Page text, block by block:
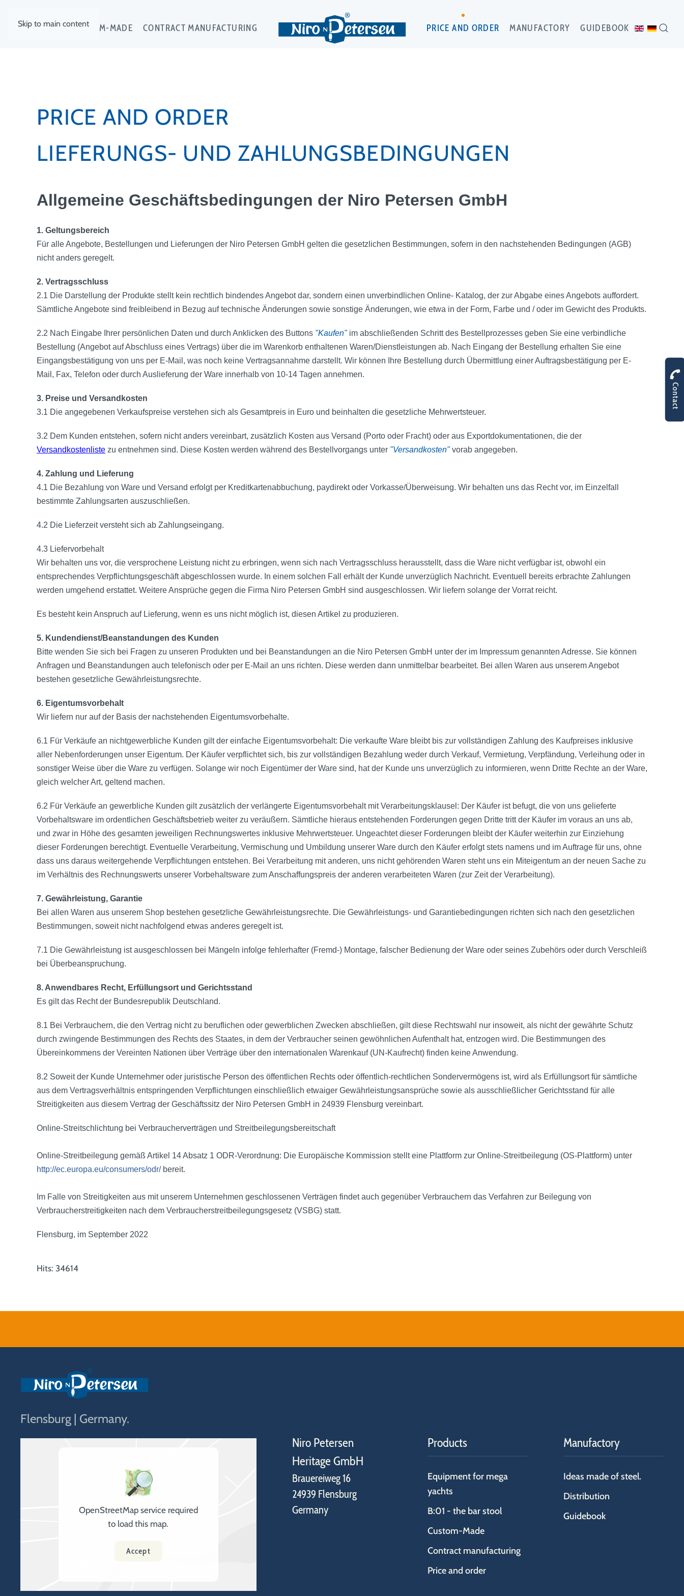
Skip to main content
EXCLUSIVE CUSTOM-MADE CONTRACT MANUFACTURING PRICE AND ORDER MANUFACTORY GUIDEBOOK
PRICE AND ORDER
LIEFERUNGS- UND ZAHLUNGSBEDINGUNGEN
Allgemeine Geschäftsbedingungen der Niro Petersen GmbH
1. Geltungsbereich
Für alle Angebote, Bestellungen und Lieferungen der Niro Petersen GmbH gelten die gesetzlichen Bestimmungen, sofern in den nachstehenden Bedingungen (AGB)
nicht anders geregelt.
2. Vertragsschluss
2.1 Die Darstellung der Produkte stellt kein rechtlich bindendes Angebot dar, sondern einen unverbindlichen Online- Katalog, der zur Abgabe eines Angebots auffordert.
Sämtliche Angebote sind freibleibend in Bezug auf technische Änderungen sowie sonstige Änderungen, wie etwa in der Form, Farbe und / oder im Gewicht des Produkts.
2.2 Nach Eingabe Ihrer persönlichen Daten und durch Anklicken des Buttons "Kaufen"im abschließenden Schritt des Bestellprozesses geben Sie eine verbindliche
Bestellung (Angebot auf Abschluss eines Vertrags) über die im Warenkorb enthaltenen Waren/Dienstleistungen ab. Nach Eingang der Bestellung erhalten Sie eine
Eingangsbestätigung von uns per E-Mail, was noch keine Vertragsannahme darstellt. Wir können Ihre Bestellung durch Übermittlung einer Auftragsbestätigung per E-
Mail, Fax, Telefon oder durch Auslieferung der Ware innerhalb von 10-14 Tagen annehmen.
3. Preise und Versandkosten
3.1 Die angegebenen Verkaufspreise verstehen sich als Gesamtpreis in Euro und beinhalten die gesetzliche Mehrwertsteuer.
3.2 Dem Kunden entstehen, sofern nicht anders vereinbart, zusätzlich Kosten aus Versand (Porto oder Fracht) oder aus Exportdokumentationen, die der
Versandkostenliste zu entnehmen sind. Diese Kosten werden während des Bestellvorgangs unter "Versandkosten"vorab angegeben.
4. Zahlung und Lieferung
4.1 Die Bezahlung von Ware und Versand erfolgt per Kreditkartenabbuchung, paydirekt oder Vorkasse/Überweisung. Wir behalten uns das Recht vor, im Einzelfall
bestimmte Zahlungsarten auszuschließen.
4.2 Die Lieferzeit versteht sich ab Zahlungseingang.
4.3 Liefervorbehalt
Wir behalten uns vor, die versprochene Leistung nicht zu erbringen, wenn sich nach Vertragsschluss herausstellt, dass die Ware nicht verfügbar ist, obwohl ein
entsprechendes Verpflichtungsgeschäft abgeschlossen wurde. In einem solchen Fall erhält der Kunde unverzüglich Nachricht. Eventuell bereits erbrachte Zahlungen
werden umgehend erstattet. Weitere Ansprüche gegen die Firma Niro Petersen GmbH sind ausgeschlossen. Wir liefern solange der Vorrat reicht.
Es besteht kein Anspruch auf Lieferung, wenn es uns nicht möglich ist, diesen Artikel zu produzieren.
5. Kundendienst/Beanstandungen des Kunden
Bitte wenden Sie sich bei Fragen zu unseren Produkten und bei Beanstandungen an die Niro Petersen GmbH unter der im Impressum genannten Adresse. Sie können
Anfragen und Beanstandungen auch telefonisch oder per E-Mail an uns richten. Diese werden dann unmittelbar bearbeitet. Bei allen Waren aus unserem Angebot
bestehen gesetzliche Gewährleistungsrechte.
6. Eigentumsvorbehalt
Wir liefern nur auf der Basis der nachstehenden Eigentumsvorbehalte.
6.1 Für Verkäufe an nichtgewerbliche Kunden gilt der einfache Eigentumsvorbehalt: Die verkaufte Ware bleibt bis zur vollständigen Zahlung des Kaufpreises inklusive
aller Nebenforderungen unser Eigentum. Der Käufer verpflichtet sich, bis zur vollständigen Bezahlung weder durch Verkauf, Vermietung, Verpfändung, Verleihung oder in
sonstiger Weise über die Ware zu verfügen. Solange wir noch Eigentümer der Ware sind, hat der Kunde uns unverzüglich zu informieren, wenn Dritte Rechte an der Ware,
gleich welcher Art, geltend machen.
6.2 Für Verkäufe an gewerbliche Kunden gilt zusätzlich der verlängerte Eigentumsvorbehalt mit Verarbeitungsklausel: Der Käufer ist befugt, die von uns gelieferte
Vorbehaltsware im ordentlichen Geschäftsbetrieb weiter zu veräußern. Sämtliche hieraus entstehenden Forderungen gegen Dritte tritt der Käufer im voraus an uns ab,
und zwar in Höhe des gesamten jeweiligen Rechnungswertes inklusive Mehrwertsteuer. Ungeachtet dieser Forderungen bleibt der Käufer weiterhin zur Einziehung
dieser Forderungen berechtigt. Eventuelle Verarbeitung, Vermischung und Umbildung unserer Ware durch den Käufer erfolgt stets namens und im Auftrage für uns, ohne
dass uns daraus weitergehende Verpflichtungen entstehen. Bei Verarbeitung mit anderen, uns nicht gehörenden Waren steht uns ein Miteigentum an der neuen Sache zu
im Verhältnis des Rechnungswerts unserer Vorbehaltsware zum Anschaffungspreis der anderen verarbeiteten Waren (zur Zeit der Verarbeitung).
7. Gewährleistung, Garantie
Bei allen Waren aus unserem Shop bestehen gesetzliche Gewährleistungsrechte. Die Gewährleistungs- und Garantiebedingungen richten sich nach den gesetzlichen
Bestimmungen, soweit nicht nachfolgend etwas anderes geregelt ist.
7.1 Die Gewährleistung ist ausgeschlossen bei Mängeln infolge fehlerhafter (Fremd-) Montage, falscher Bedienung der Ware oder seines Zubehörs oder durch Verschleiß
bei Überbeanspruchung.
8. Anwendbares Recht, Erfüllungsort und Gerichtsstand
Es gilt das Recht der Bundesrepublik Deutschland.
8.1 Bei Verbrauchern, die den Vertrag nicht zu beruflichen oder gewerblichen Zwecken abschließen, gilt diese Rechtswahl nur insoweit, als nicht der gewährte Schutz
durch zwingende Bestimmungen des Rechts des Staates, in dem der Verbraucher seinen gewöhnlichen Aufenthalt hat, entzogen wird. Die Bestimmungen des
Übereinkommens der Vereinten Nationen über Verträge über den internationalen Warenkauf (UN-Kaufrecht) finden keine Anwendung.
8.2 Soweit der Kunde Unternehmer oder juristische Person des öffentlichen Rechts oder öffentlich-rechtlichen Sondervermögens ist, wird als Erfüllungsort für sämtliche
aus dem Vertragsverhältnis entspringenden Verpflichtungen einschließlich etwaiger Gewährleistungsansprüche sowie als ausschließlicher Gerichtsstand für alle
Streitigkeiten aus diesem Vertrag der Geschäftssitz der Niro Petersen GmbH in 24939 Flensburg vereinbart.
Online-Streitschlichtung bei Verbraucherverträgen und Streitbeilegungsbereitschaft
Online-Streitbeilegung gemäß Artikel 14 Absatz 1 ODR-Verordnung: Die Europäische Kommission stellt eine Plattform zur Online-Streitbeilegung (OS-Plattform) unter
http://ec.europa.eu/consumers/odr/bereit.
Im Falle von Streitigkeiten aus mit unserem Unternehmen geschlossenen Verträgen findet auch gegenüber Verbrauchern das Verfahren zur Beilegung von
Verbraucherstreitigkeiten nach dem Verbraucherstreitbeilegungsgesetz (VSBG) statt.
Flensburg, im September 2022
Hits: 34614
Flensburg | Germany.
OpenStreetMap service required
to load this map.
Accept
Niro Petersen
Heritage GmbH
Brauereiweg 16
24939 Flensburg
Germany
Products
Equipment for mega
yachts
B:01 - the bar stool
Custom-Made
Contract manufacturing
Price and order
Manufactory
Ideas made of steel.
Distribution
Guidebook
Contact